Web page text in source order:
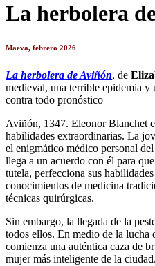
La herbolera
Maeva, febrero 2026
La herbolera de Aviñón, de
medieval, una terrible epidemia y
contra todo pronóstico
Aviñón, 1347. Eleonor Blanchet
habilidades extraordinarias. La
el enigmático médico personal
llega a un acuerdo con él para
tutela, perfecciona sus
conocimientos de medicina
técnicas quirúrgicas.
Sin embargo, la llegada de la
todos ellos. En medio de la lucha
comienza una auténtica caza de
mujer más inteligente de la ciudad.